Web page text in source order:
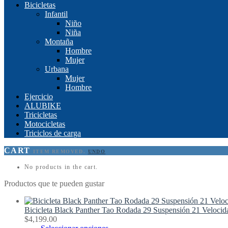
Bicicletas
Infantil
Niño
Niña
Montaña
Hombre
Mujer
Urbana
Mujer
Hombre
Ejercicio
ALUBIKE
Tricicletas
Motocicletas
Triciclos de carga
CART
ITEM REMOVED. UNDO
No products in the cart.
Productos que te pueden gustar
Bicicleta Black Panther Tao Rodada 29 Suspensión 21
$4,199.00